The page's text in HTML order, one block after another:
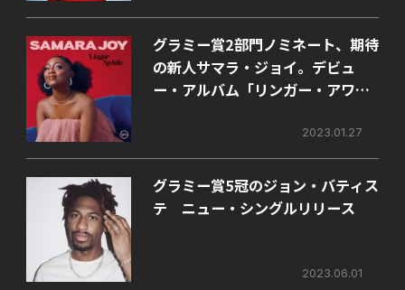
グラミー賞2部門ノミネート、期待
の新人サマラ・ジョイ。デビュ
ー・アルバム「リンガー・アワイ
2023.01.27
グラミー賞5冠のジョン・バティス
テ ニュー・シングルリリース
2023.06.01